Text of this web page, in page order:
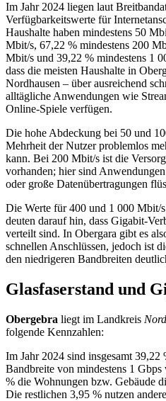
Im Jahr 2024 liegen laut
Verfügbarkeitswerte für
Haushalte haben mindestens 50
Mbit/s, 67,22 % mindestens 200
Mbit/s und 39,22 % mindestens 1
dass die meisten Haushalte in
Nordhausen – über ausreichend
alltägliche Anwendungen wie
Online‑Spiele verfügen.
Die hohe Abdeckung bei 50 und
Mehrheit der Nutzer problemlos
kann. Bei 200 Mbit/s ist die
vorhanden; hier sind
oder große Datenübertragungen
Die Werte für 400 und 1 000 Mbit/
deuten darauf hin, dass
verteilt sind. In Obergara gibt es
schnellen Anschlüssen, jedoch ist
den niedrigeren Bandbreiten
Glasfaserstand und
Obergebra liegt im Landkreis
folgende Kennzahlen:
Im Jahr 2024 sind insgesamt 39,22
Bandbreite von mindestens 1
% die Wohnungen bzw. Gebäude
Die restlichen 3,95 % nutzen